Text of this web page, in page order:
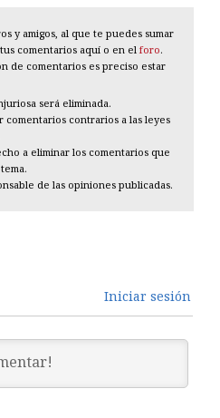
y amigos, al que te puedes sumar
comentarios aquí o en el foro.
de comentarios es preciso estar
será eliminada.
comentarios contrarios a las leyes
a eliminar los comentarios que
de las opiniones publicadas.
Iniciar sesión